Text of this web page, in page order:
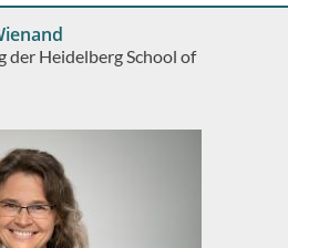
der Heidelberg School of